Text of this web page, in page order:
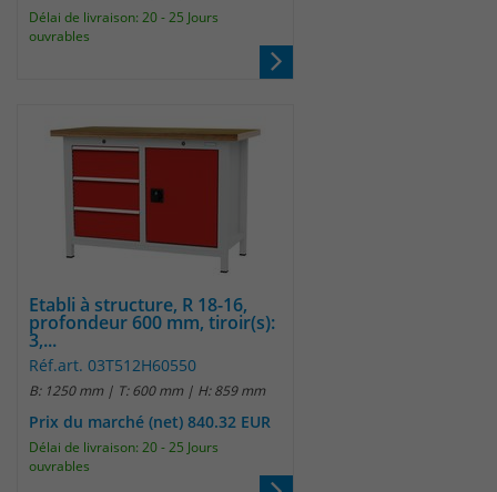
Délai de livraison: 20 - 25 Jours
ouvrables
Etabli à structure, R 18-16,
profondeur 600 mm, tiroir(s):
3,...
Réf.art. 03T512H60550
B: 1250 mm | T: 600 mm | H: 859 mm
Prix du marché (net) 840.32 EUR
Délai de livraison: 20 - 25 Jours
ouvrables
Zweck
Das Cookie wird genutzt um temporär
Session Daten zu speichern
Name _pk_hsr
Anbieter
Laufzeit
Zweck
Session Daten zu speichern
Anbieter Matomo
wenige Sekunden